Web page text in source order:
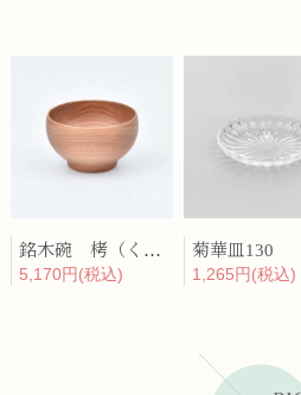
銘木碗 栲（くるみ）
5,170円(税込)
菊華皿130
1,265円(税込)